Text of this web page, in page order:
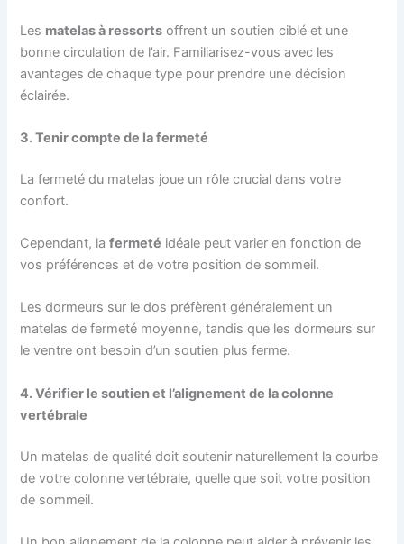
Les matelas à ressorts offrent un soutien ciblé et une
bonne circulation de l’air. Familiarisez-vous avec les
avantages de chaque type pour prendre une décision
éclairée.
3. Tenir compte de la fermeté
La fermeté du matelas joue un rôle crucial dans votre
confort.
Cependant, lafermeté idéale peut varier en fonction de
vos préférences et de votre position de sommeil.
Les dormeurs sur le dos préfèrent généralement un
matelas de fermeté moyenne, tandis que les dormeurs sur
le ventre ont besoin d’un soutien plus ferme.
4. Vérifier le soutien et l’alignement de la colonne
vertébrale
Un matelas de qualité doit soutenir naturellement la courbe
de votre colonne vertébrale, quelle que soit votre position
de sommeil.